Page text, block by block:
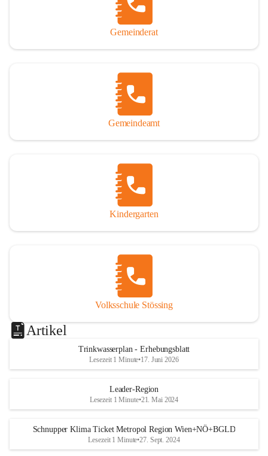
Gemeinderat
Gemeindeamt
Kindergarten
Volksschule Stössing
Artikel
Trinkwasserplan - Erhebungsblatt
Lesezeit 1 Minute•17. Juni 2026
Leader-Region
Lesezeit 1 Minute•21. Mai 2024
Schnupper Klima Ticket Metropol Region Wien+NÖ+BGLD
Lesezeit 1 Minute•27. Sept. 2024